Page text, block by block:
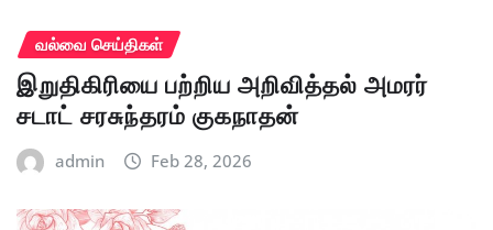
வல்வை செய்திகள்
இறுதிகிரியை பற்றிய அறிவித்தல் அமரர்
சடாட் சரசுந்தரம் குகநாதன்
admin Feb 28, 2026